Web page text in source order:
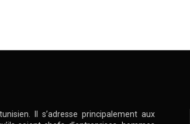
Il s’adresse principalement aux